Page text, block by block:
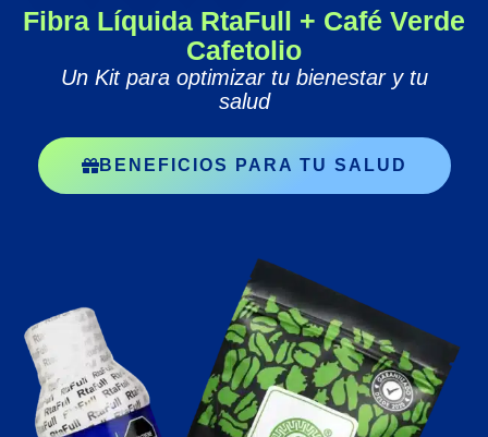
Fibra Líquida RtaFull + Café Verde
Cafetolio
Un Kit para optimizar tu bienestar y tu
salud
BENEFICIOS PARA TU SALUD